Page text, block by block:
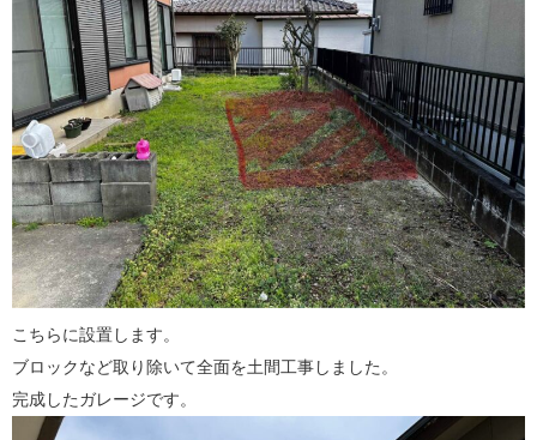
こちらに設置します。
ブロックなど取り除いて全面を土間工事しました。
完成したガレージです。